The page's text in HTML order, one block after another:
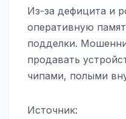
Из-за дефицита и
оперативную
подделки.
продавать
чипами, полыми
Источник: